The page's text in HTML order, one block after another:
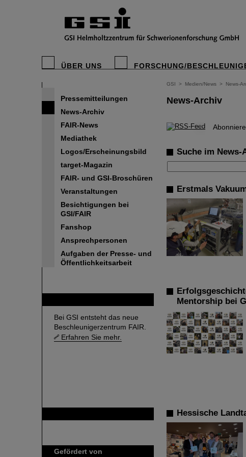
ÜBER UNS FORSCHUNG/
Pressemitteilungen
News-Archiv
FAIR-News
Mediathek
Logos/Erscheinungsbild
target-Magazin
FAIR- und GSI-Broschüren
Veranstaltungen
Besichtigungen bei
GSI/FAIR
Fanshop
Ansprechpersonen
Aufgaben der Presse- und
Öffentlichkeitsarbeit
Bei GSI entsteht das neue
Beschleunigerzentrum FAIR.
Erfahren Sie mehr.
Gefördert von
GSI > Medien/News > News-
News-Archiv
©
Suche im News-
Erstmals
Mentorship bei
Hessische